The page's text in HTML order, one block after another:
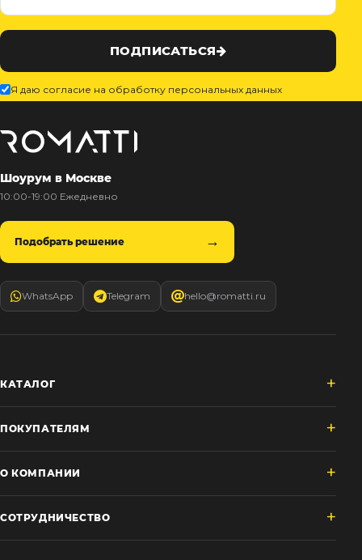
ПОДПИСАТЬСЯ
Я даю согласие на обработку персональных данных
Шоурум в Москве
10:00-19:00 Ежедневно
Подобрать решение
WhatsApp Telegram hello@romatti.ru
КАТАЛОГ
ПОКУПАТЕЛЯМ
О КОМПАНИИ
СОТРУДНИЧЕСТВО